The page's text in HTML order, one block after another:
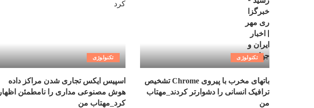
تکنولوژی
باتهای مخرب با پیروی Chrome تشخیص
ترافیک انسانی را دشوارتر کردند_مهتاب
من
تکنولوژی
اسپیس ایکس تجاری شدن مراکز داده
هوش مصنوعی مداری را نامطمئن اظهار
کرد_مهتاب من